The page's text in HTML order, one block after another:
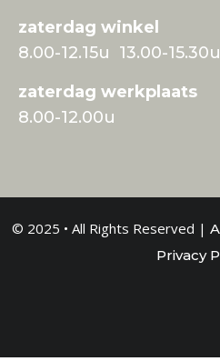
zaterdag winkel
8.00-12.15u 13.00-15.30u
zaterdag werkplaats
8.00-12.00u
© 2025 • All Rights Reserved |
Privacy